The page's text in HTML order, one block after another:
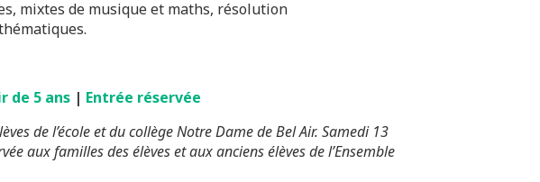
mixtes de musique et maths, résolution
de 5 ans | Entrée réservée
de l’école et du collège Notre Dame de Bel Air. Samedi 13
aux familles des élèves et aux anciens élèves de l’Ensemble